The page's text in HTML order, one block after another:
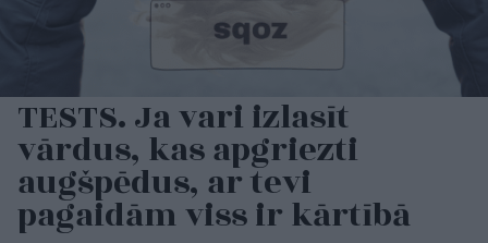
TESTS. Ja vari izlasīt
vārdus, kas apgriezti
augšpēdus, ar tevi
pagaidām viss ir kārtībā